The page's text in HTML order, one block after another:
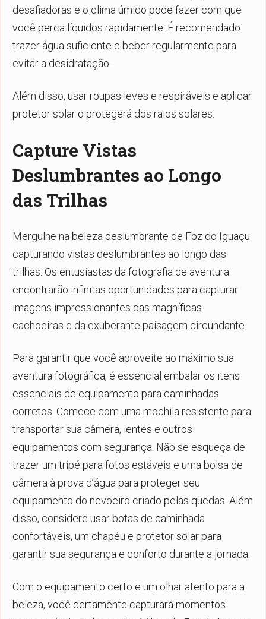
desafiadoras e o clima úmido pode fazer com que
você perca líquidos rapidamente. É recomendado
trazer água suficiente e beber regularmente para
evitar a desidratação.
Além disso, usar roupas leves e respiráveis e aplicar
protetor solar o protegerá dos raios solares.
Capture Vistas
Deslumbrantes ao Longo
das Trilhas
Mergulhe na beleza deslumbrante de Foz do Iguaçu
capturando vistas deslumbrantes ao longo das
trilhas. Os entusiastas da fotografia de aventura
encontrarão infinitas oportunidades para capturar
imagens impressionantes das magníficas
cachoeiras e da exuberante paisagem circundante.
Para garantir que você aproveite ao máximo sua
aventura fotográfica, é essencial embalar os itens
essenciais de equipamento para caminhadas
corretos. Comece com uma mochila resistente para
transportar sua câmera, lentes e outros
equipamentos com segurança. Não se esqueça de
trazer um tripé para fotos estáveis e uma bolsa de
câmera à prova d’água para proteger seu
equipamento do nevoeiro criado pelas quedas. Além
disso, considere usar botas de caminhada
confortáveis, um chapéu e protetor solar para
garantir sua segurança e conforto durante a jornada.
Com o equipamento certo e um olhar atento para a
beleza, você certamente capturará momentos